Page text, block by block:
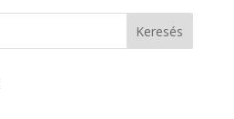
Keresés